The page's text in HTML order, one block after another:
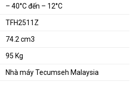
– 40°C đến – 12°C
TFH2511Z
74.2 cm3
95 Kg
Nhà máy Tecumseh Malaysia